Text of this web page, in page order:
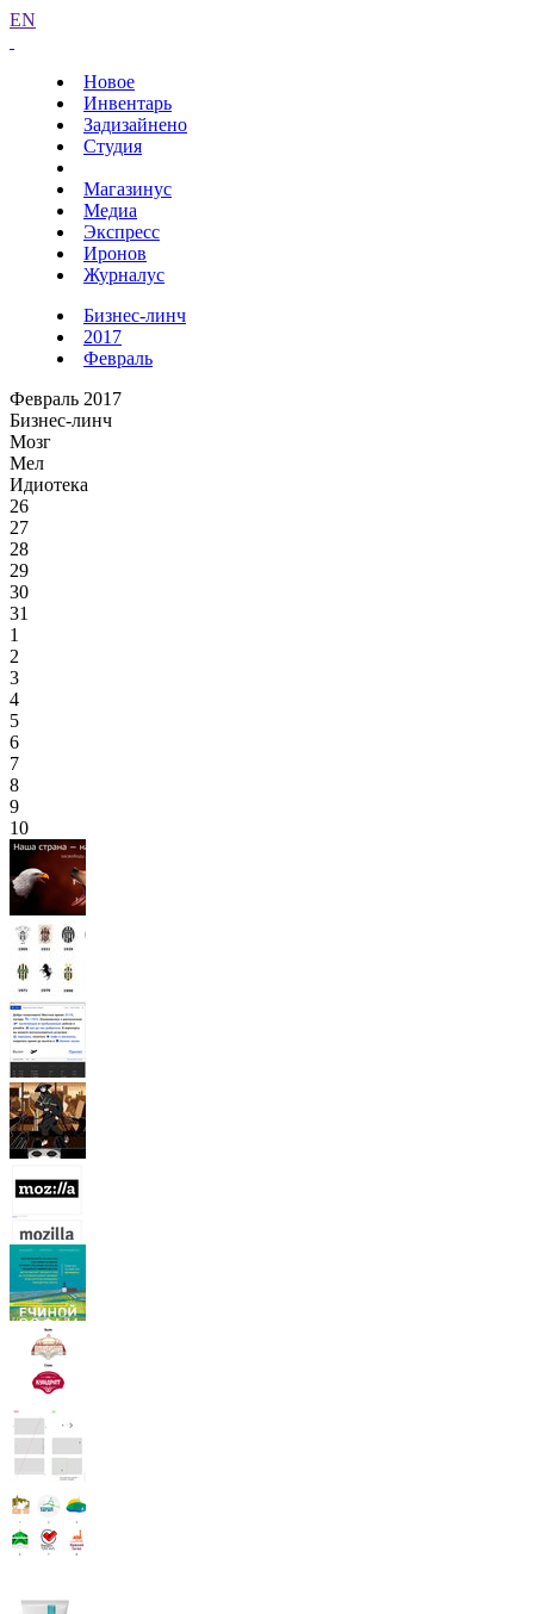
EN
Новое
Инвентарь
Задизайнено
Студия
Магазинус
Медиа
Экспресс
Иронов
Журналус
Бизнес-линч
2017
Февраль
Февраль 2017
Бизнес-линч
Мозг
Мел
Идиотека
26
27
28
29
30
31
1
2
3
4
5
6
7
8
9
10